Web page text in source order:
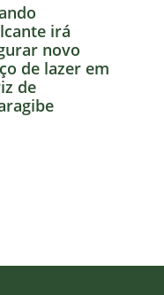
irá
novo
de lazer em
de